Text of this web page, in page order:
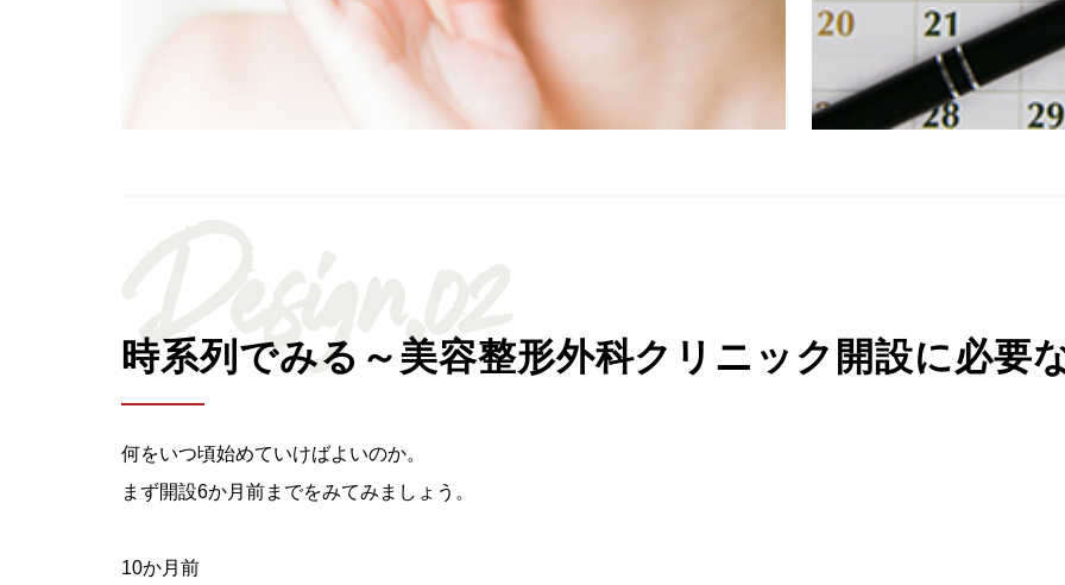
Design.02
時系列でみる～美容整形外科クリニック開設に必要
何をいつ頃始めていけばよいのか。
まず開設6か月前までをみてみましょう。
10か月前